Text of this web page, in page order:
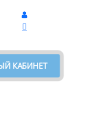
КАБИНЕТ